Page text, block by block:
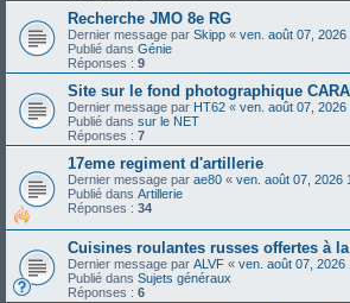
Recherche JMO 8e RG
Dernier message par Skipp « ven. août 07, 2026
Publié dans Génie
Réponses : 9
Site sur le fond photographique
Dernier message par HT62 « ven. août 07, 2026
Publié dans sur le NET
Réponses : 7
17eme regiment d'artillerie
Dernier message par ae80 « ven. août 07, 2026
Publié dans Artillerie
Réponses : 34
Cuisines roulantes russes offertes à
Dernier message par ALVF « ven. août 07, 2026
Publié dans Sujets généraux
Réponses : 6